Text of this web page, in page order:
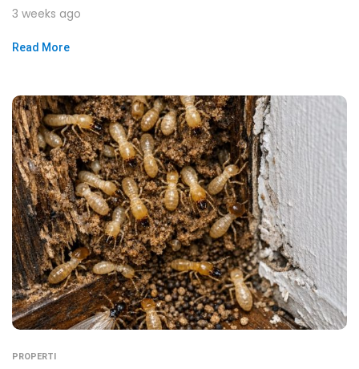
3 weeks ago
Read More
PROPERTI